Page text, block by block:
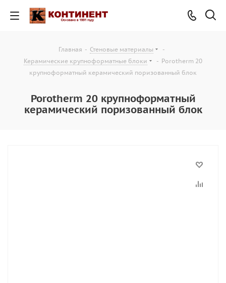
Главная - Стеновые материалы
-
Керамические крупноформатные блоки
- Porotherm 20
крупноформатный керамический поризованный блок
Porotherm 20 крупноформатный
керамический поризованный блок